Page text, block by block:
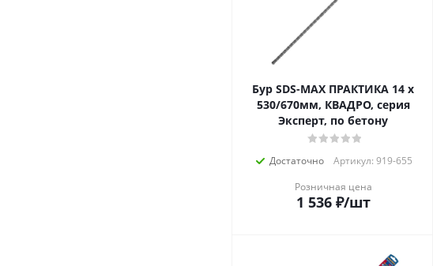
Бур SDS-MAX ПРАКТИКА 14 х
530/670мм, КВАДРО, серия
Эксперт, по бетону
Достаточно
Артикул: 919-655
Розничная цена
1 536₽/шт